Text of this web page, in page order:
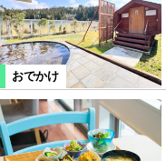
おでかけ